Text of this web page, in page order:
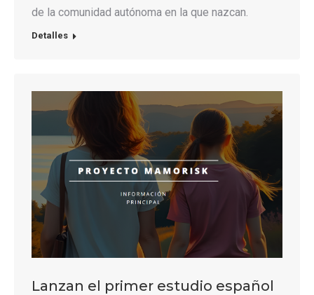
de la comunidad autónoma en la que nazcan.
Detalles
Lanzan el primer estudio español